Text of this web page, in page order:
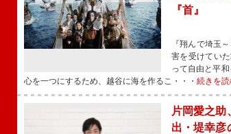
『首』
『翔んで埼玉
害を受けてい
って自由と平
心を一つにするため、越谷に海を作るこ・・・ 続きを
片岡愛之
出・堤幸彦